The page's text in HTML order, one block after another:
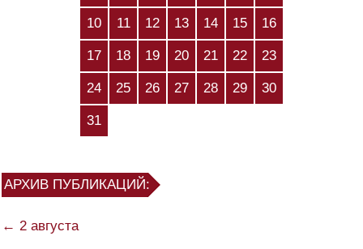
10 11 12 13 14 15 16
17 18 19 20 21 22 23
24 25 26 27 28 29 30
31
АРХИВ ПУБЛИКАЦИЙ:
← 2 августа